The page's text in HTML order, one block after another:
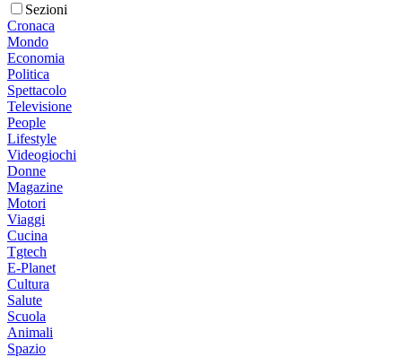
Sezioni
Cronaca
Mondo
Economia
Politica
Spettacolo
Televisione
People
Lifestyle
Videogiochi
Donne
Magazine
Motori
Viaggi
Cucina
Tgtech
E-Planet
Cultura
Salute
Scuola
Animali
Spazio